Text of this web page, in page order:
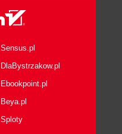
Sensus.pl
DlaBystrzakow.pl
Ebookpoint.pl
Beya.pl
Sploty